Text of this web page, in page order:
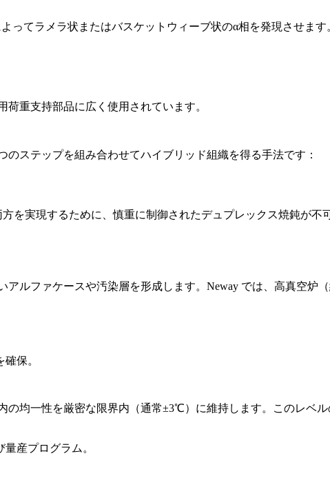
ってラメラ状またはバスケットウィーブ状のα相を発現させます
荷重支持部品に広く使用されています。
ステップを組み合わせてハイブリッド組織を得る手法です：
を実現するために、慎重に制御されたデュプレックス焼鈍が不
ルファケースや汚染層を形成します。Neway では、高真空炉
保。
均一性を厳密な限界内（通常±3℃）に維持します。このレベル
量産プログラム。